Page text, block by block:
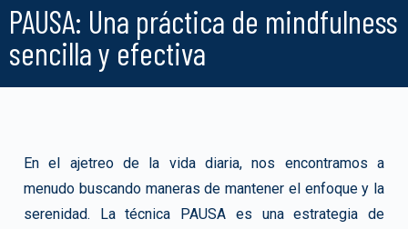
PAUSA: Una práctica de mindfulness
sencilla y efectiva
En el ajetreo de la vida diaria, nos encontramos a
menudo buscando maneras de mantener el enfoque y la
serenidad. La técnica PAUSA es una estrategia de